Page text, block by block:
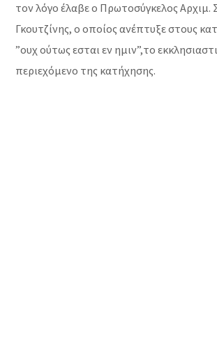
τον λόγο έλαβε ο Πρωτοσύγκελος Αρχιμ.
Γκουτζίνης, ο οποίος ανέπτυξε στους
”ουχ ούτως εσται εν ημιν”,το
περιεχόμενο της κατήχησης.